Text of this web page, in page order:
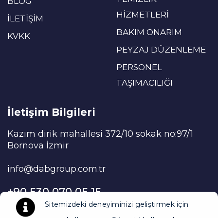
Sitemizdeki deneyiminizi geliştirmek için
İLETİŞİM
KVKK
HİZMETLERİ
BAKIM ONARIM
PEYZAJ DÜZENLEME
PERSONEL
TAŞIMACILIĞI
İletişim Bilgileri
Kazım dirik mahallesi 372/10 sokak no:97/1
Bornova İzmir
info@dabgroup.com.tr
+90 530 070 05 15